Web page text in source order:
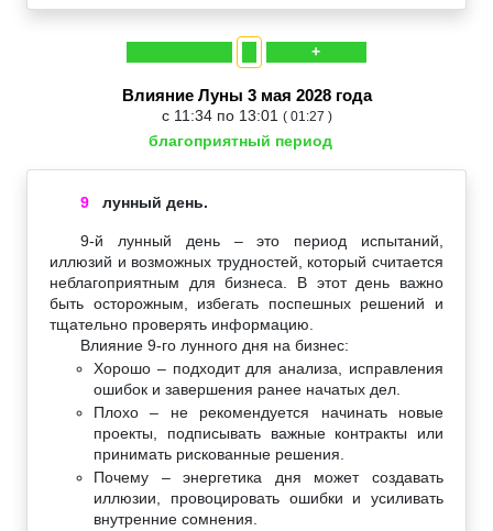
+
Влияние Луны 3 мая 2028 года
с 11:34 по 13:01 ( 01:27 )
благоприятный период
9 лунный день.
9-й лунный день – это период испытаний,
иллюзий и возможных трудностей, который считается
неблагоприятным для бизнеса. В этот день важно
быть осторожным, избегать поспешных решений и
тщательно проверять информацию.
Влияние 9-го лунного дня на бизнес:
Хорошо – подходит для анализа, исправления
ошибок и завершения ранее начатых дел.
Плохо – не рекомендуется начинать новые
проекты, подписывать важные контракты или
принимать рискованные решения.
Почему – энергетика дня может создавать
иллюзии, провоцировать ошибки и усиливать
внутренние сомнения.